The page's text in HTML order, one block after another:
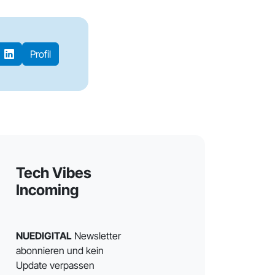
Profil
Tech Vibes
Incoming
NUEDIGITALNewsletter
abonnieren und kein
Update verpassen